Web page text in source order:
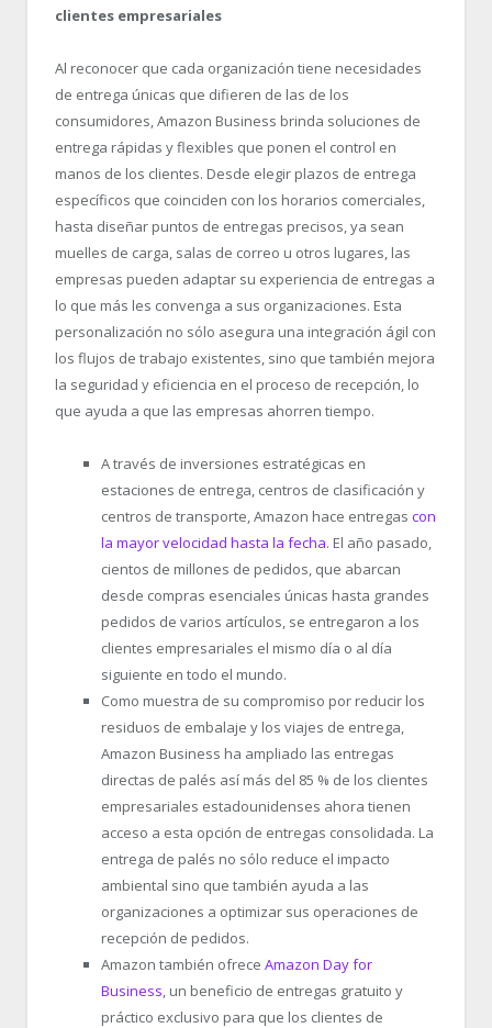
clientes empresariales
Al reconocer que cada organización tiene necesidades
de entrega únicas que difieren de las de los
consumidores, Amazon Business brinda soluciones de
entrega rápidas y flexibles que ponen el control en
manos de los clientes. Desde elegir plazos de entrega
específicos que coinciden con los horarios comerciales,
hasta diseñar puntos de entregas precisos, ya sean
muelles de carga, salas de correo u otros lugares, las
empresas pueden adaptar su experiencia de entregas a
lo que más les convenga a sus organizaciones. Esta
personalización no sólo asegura una integración ágil con
los flujos de trabajo existentes, sino que también mejora
la seguridad y eficiencia en el proceso de recepción, lo
que ayuda a que las empresas ahorren tiempo.
A través de inversiones estratégicas en
estaciones de entrega, centros de clasificación y
centros de transporte, Amazon hace entregas con
la mayor velocidad hasta la fecha. El año pasado,
cientos de millones de pedidos, que abarcan
desde compras esenciales únicas hasta grandes
pedidos de varios artículos, se entregaron a los
clientes empresariales el mismo día o al día
siguiente en todo el mundo.
Como muestra de su compromiso por reducir los
residuos de embalaje y los viajes de entrega,
Amazon Business ha ampliado las entregas
directas de palés así más del 85 % de los clientes
empresariales estadounidenses ahora tienen
acceso a esta opción de entregas consolidada. La
entrega de palés no sólo reduce el impacto
ambiental sino que también ayuda a las
organizaciones a optimizar sus operaciones de
recepción de pedidos.
Amazon también ofrece Amazon Day for
Business, un beneficio de entregas gratuito y
práctico exclusivo para que los clientes de